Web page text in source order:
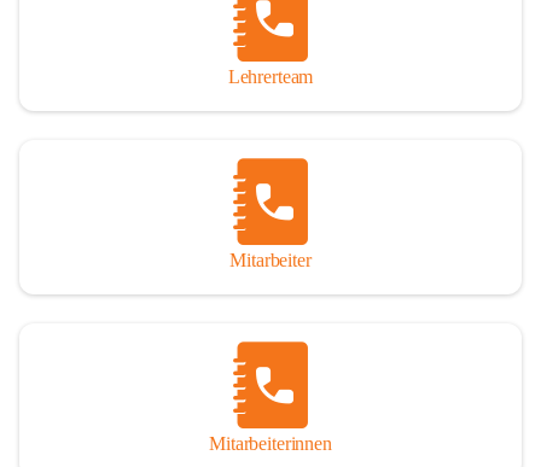
Lehrerteam
Mitarbeiter
Mitarbeiterinnen